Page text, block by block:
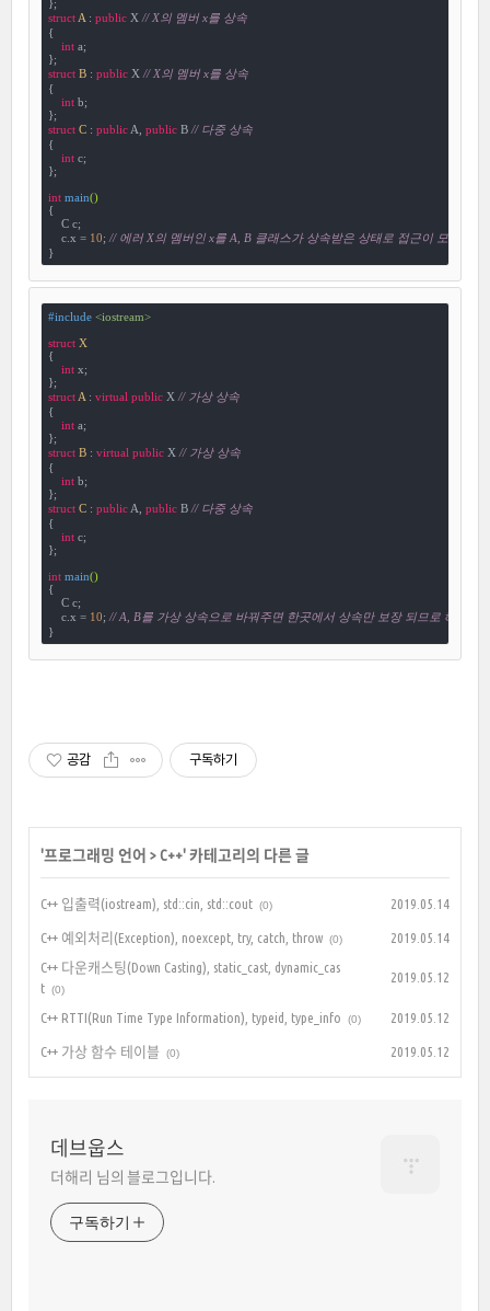
struct A : public X // X의 멤버 x를 상속
{
int a;
struct B : public X // X의 멤버 x를 상속
{
int b;
struct C : public A, public B // 다중 상속
{
int c;
};
int main()
{
    C c;
    c.x =
10; // 에러 X의 멤버인 x를 A, B 클래스가 상속받은 상태로 접근이 모호
}
#include <iostream>
struct X
{
int x;
struct A : virtual public X // 가상 상속
{
int a;
struct B : virtual public X // 가상 상속
{
int b;
struct C : public A, public B // 다중 상속
{
int c;
};
int main()
{
    C c;
    c.x =
10; // A, B를 가상 상속으로 바꿔주면 한곳에서 상속만 보장 되므로 해결
}
공감 구독하기
'프로그래밍 언어 >C++' 카테고리의 다른 글
C++ 입출력(iostream), std::cin, std::cout (0) 2019.05.14
C++ 예외처리(Exception), noexcept, try, catch, throw (0)
2019.05.14
C++ 다운캐스팅(Down Casting), static_cast, dynamic_cas
t (0)
2019.05.12
C++ RTTI(Run Time Type Information), typeid, type_info (0) 2019.05.12
C++ 가상 함수 테이블 (0) 2019.05.12
데브웁스
더해리 님의 블로그입니다.
구독하기